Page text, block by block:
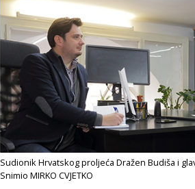
Sudionik Hrvatskog proljeća Dražen Budiša i
Snimio MIRKO CVJETKO